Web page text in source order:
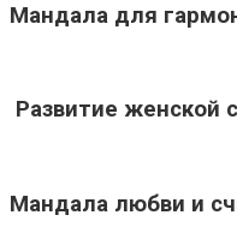
Мандала для
Развитие женской
Мандала любви и